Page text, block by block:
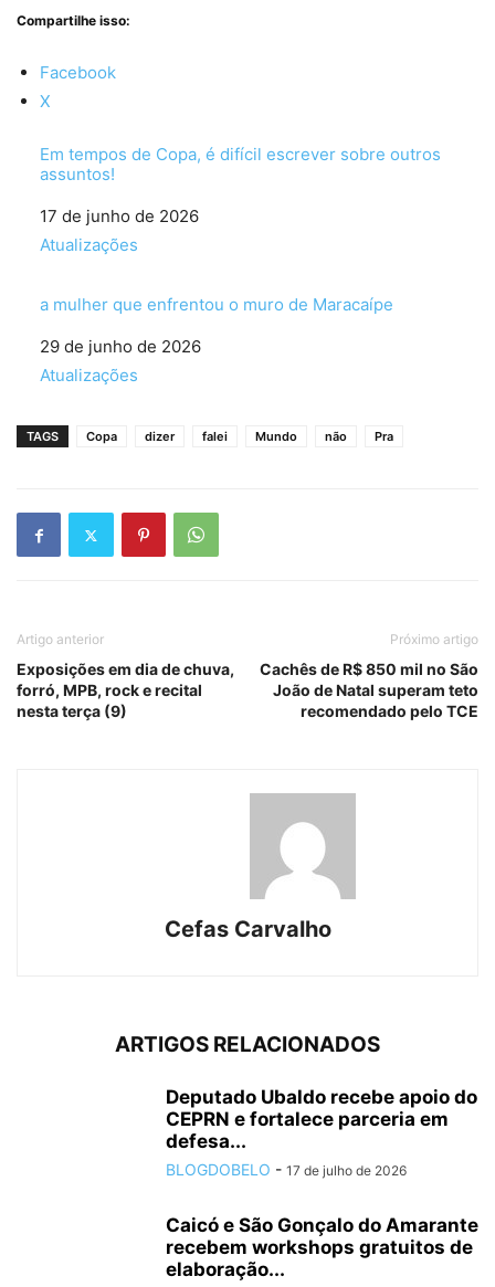
Compartilhe isso:
Facebook
X
Em tempos de Copa, é difícil escrever sobre outros
assuntos!
Data
17 de junho de 2026
Em relação a
Atualizações
a mulher que enfrentou o muro de Maracaípe
Data
29 de junho de 2026
Em relação a
Atualizações
TAGS Copa dizer falei Mundo não Pra
Artigo anterior
Exposições em dia de chuva,
forró, MPB, rock e recital
nesta terça (9)
Próximo artigo
Cachês de R$ 850 mil no São
João de Natal superam teto
recomendado pelo TCE
Cefas Carvalho
ARTIGOS RELACIONADOS
Deputado Ubaldo recebe apoio do
CEPRN e fortalece parceria em
defesa...
BLOGDOBELO - 17 de julho de 2026
Caicó e São Gonçalo do Amarante
recebem workshops gratuitos de
elaboração...